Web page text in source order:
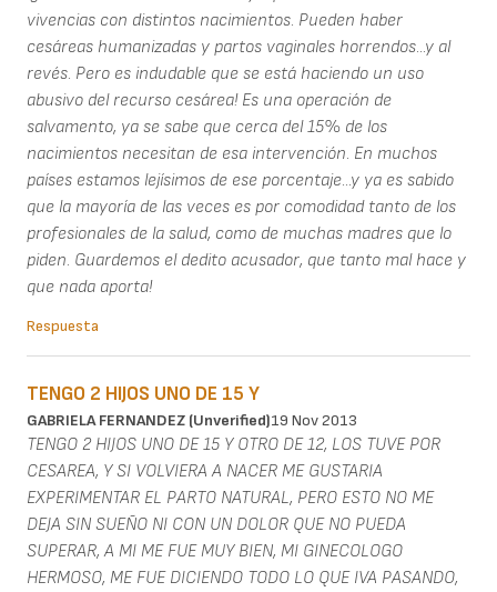
vivencias con distintos nacimientos. Pueden haber
cesáreas humanizadas y partos vaginales horrendos...y al
revés. Pero es indudable que se está haciendo un uso
abusivo del recurso cesárea! Es una operación de
salvamento, ya se sabe que cerca del 15% de los
nacimientos necesitan de esa intervención. En muchos
países estamos lejísimos de ese porcentaje...y ya es sabido
que la mayoría de las veces es por comodidad tanto de los
profesionales de la salud, como de muchas madres que lo
piden. Guardemos el dedito acusador, que tanto mal hace y
que nada aporta!
Respuesta
TENGO 2 HIJOS UNO DE 15 Y
GABRIELA FERNANDEZ (unverified)19 Nov 2013
TENGO 2 HIJOS UNO DE 15 Y OTRO DE 12, LOS TUVE POR
CESAREA, Y SI VOLVIERA A NACER ME GUSTARIA
EXPERIMENTAR EL PARTO NATURAL, PERO ESTO NO ME
DEJA SIN SUEÑO NI CON UN DOLOR QUE NO PUEDA
SUPERAR, A MI ME FUE MUY BIEN, MI GINECOLOGO
HERMOSO, ME FUE DICIENDO TODO LO QUE IVA PASANDO,